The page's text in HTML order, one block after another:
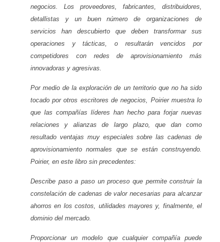
negocios. Los proveedores, fabricantes, distribuidores,
detallistas y un buen número de organizaciones de
servicios han descubierto que deben transformar sus
operaciones y tácticas, o resultarán vencidos por
competidores con redes de aprovisionamiento más
innovadoras y agresivas.
Por medio de la exploración de un territorio que no ha sido
tocado por otros escritores de negocios, Poirier muestra lo
que las compañías líderes han hecho para forjar nuevas
relaciones y alianzas de largo plazo, que dan como
resultado ventajas muy especiales sobre las cadenas de
aprovisionamiento normales que se están construyendo.
Poirier, en este libro sin precedentes:
Describe paso a paso un proceso que permite construir la
constelación de cadenas de valor necesarias para alcanzar
ahorros en los costos, utilidades mayores y, finalmente, el
dominio del mercado.
Proporcionar un modelo que cualquier compañía puede